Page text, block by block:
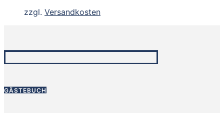
zzgl. Versandkosten
GÄSTEBUCH